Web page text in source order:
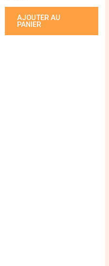
AJOUTER AU
PANIER